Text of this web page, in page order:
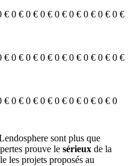
€ 0 € 0 € 0 € 0 € 0 € 0 € 0 € 0 €
€ 0 € 0 € 0 € 0 € 0 € 0 € 0 € 0 €
€ 0 € 0 € 0 € 0 € 0 € 0 € 0 € 0
sont plus que
prouve le sérieux de la
les projets proposés au